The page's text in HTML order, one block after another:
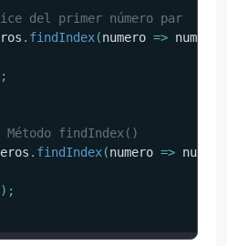
del primer número par
. findIndex(numero => numero
;
findIndex()
. findIndex(numero =>
) ;